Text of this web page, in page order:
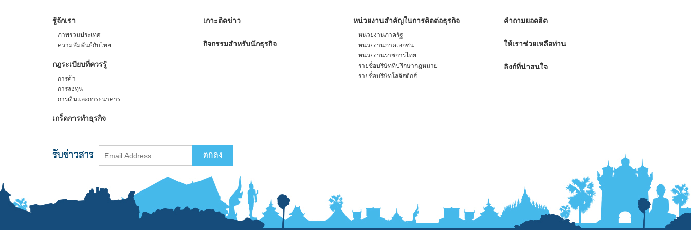
รู้จักเรา
ภาพรวมประเทศ
ความสัมพันธ์กับไทย
กฎระเบียบที่ควรรู้
การค้า
การลงทุน
การเงินและการธนาคาร
เกร็ดการทำธุรกิจ
เกาะติดข่าว
กิจกรรมสำหรับนักธุรกิจ
หน่วยงานสำคัญในการติดต่อธุรกิจ
หน่วยงานภาครัฐ
หน่วยงานภาคเอกชน
หน่วยงานราชการไทย
รายชื่อบริษัทที่ปรึกษากฏหมาย
รายชื่อบริษัทโลจิสติกส์
คำถามยอดฮิต
ให้เราช่วยเหลือท่าน
ลิงก์ที่น่าสนใจ
รับข่าวสาร